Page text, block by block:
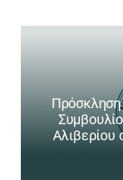
Πρόσκληση
Αλιβερίου